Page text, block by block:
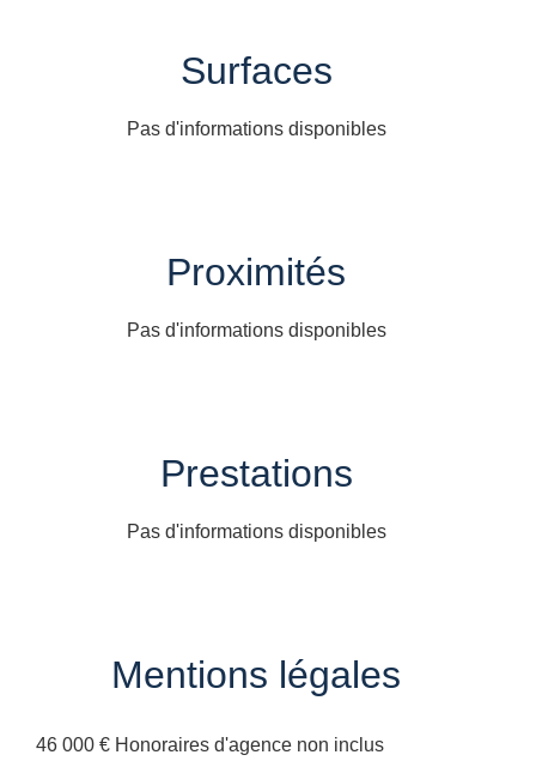
Surfaces
Pas d'informations disponibles
Proximités
Pas d'informations disponibles
Prestations
Pas d'informations disponibles
Mentions légales
46 000 € Honoraires d'agence non inclus